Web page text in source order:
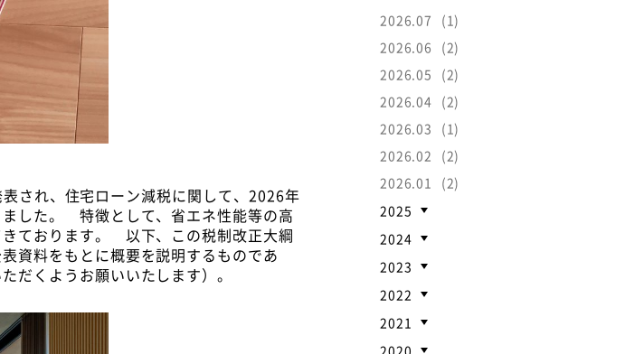
され、住宅ローン減税に関して、2026年
した。 特徴として、省エネ性能等の高
ております。 以下、この税制改正大綱
資料をもとに概要を説明するものであ
だくようお願いいたします）。
2026.07
(1)
2026.06
(2)
2026.05
(2)
2026.04 (2)
2026.03
(1)
2026.02
(2)
2026.01
(2)
2025
2024
2023
2022
2021
2020